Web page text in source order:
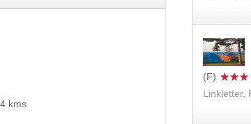
Linkletter,
kms